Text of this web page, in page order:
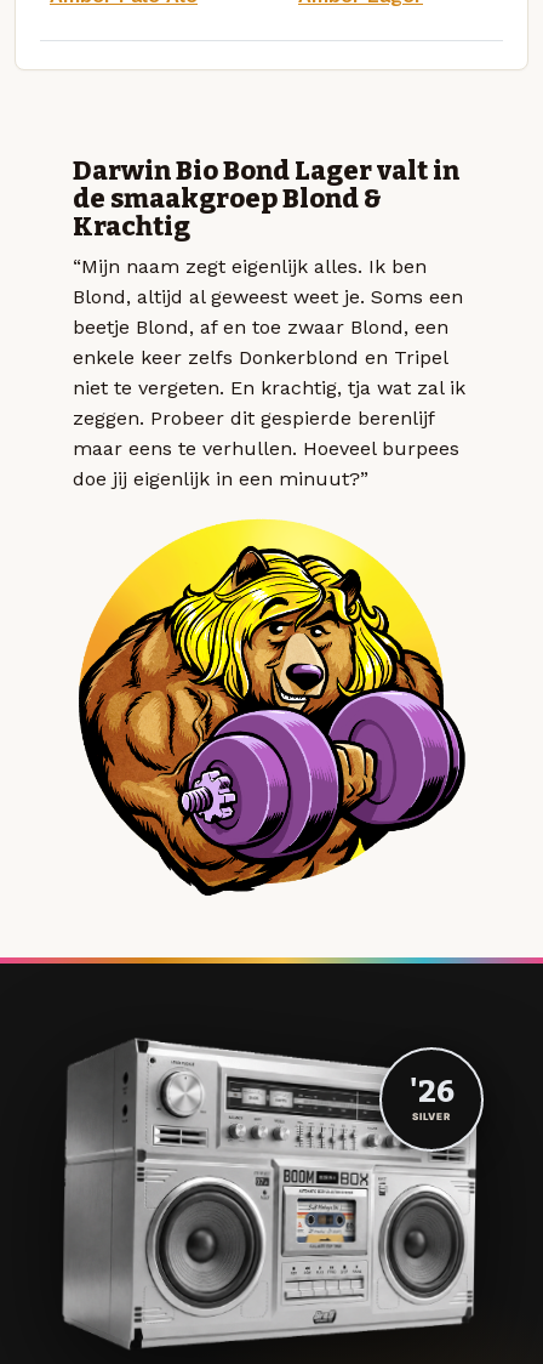
Darwin Bio Bond Lager valt in
de smaakgroep Blond &
Krachtig
“Mijn naam zegt eigenlijk alles. Ik ben
Blond, altijd al geweest weet je. Soms een
beetje Blond, af en toe zwaar Blond, een
enkele keer zelfs Donkerblond en Tripel
niet te vergeten. En krachtig, tja wat zal ik
zeggen. Probeer dit gespierde berenlijf
maar eens te verhullen. Hoeveel burpees
doe jij eigenlijk in een minuut?”
'26
SILVER